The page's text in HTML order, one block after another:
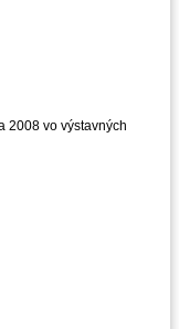
2008 vo výstavných